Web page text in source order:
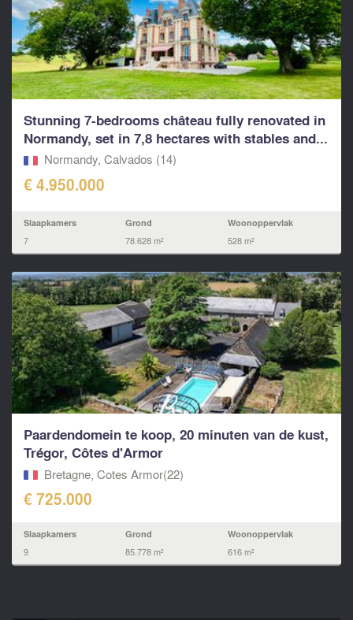
Stunning 7-bedrooms château fully renovated in
Normandy, set in 7,8 hectares with stables and...
Normandy, Calvados (14)
€ 4.950.000
Slaapkamers
7
Grond
78.628 m²
Woonoppervlak
528 m²
Paardendomein te koop, 20 minuten van de kust,
Trégor, Côtes d'Armor
Bretagne, Cotes Armor(22)
€ 725.000
Slaapkamers
9
Grond
85.778 m²
Woonoppervlak
616 m²